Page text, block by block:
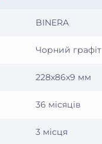
BINERA
Чорний графіт
228х86х9 мм
36 місяців
3 місця